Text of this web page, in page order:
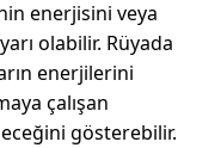
enerjisini veya
olabilir. Rüyada
enerjilerini
çalışan
gösterebilir.